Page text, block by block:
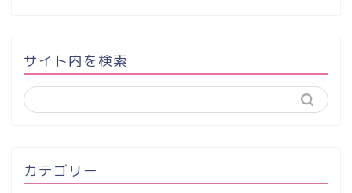
サイト内を検索
カテゴリー